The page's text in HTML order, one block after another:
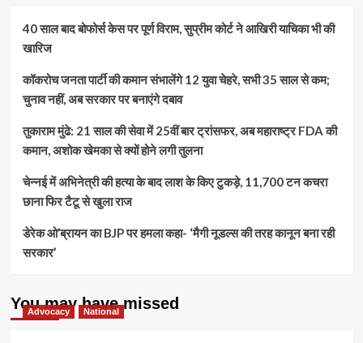
40 साल बाद बोफोर्स केस पर पूर्ण विराम, सुप्रीम कोर्ट ने आखिरी याचिका भी की
खारिज
कॉकरोच जनता पार्टी की कमान संभालेंगे 12 युवा चेहरे, सभी 35 साल से कम;
चुनाव नहीं, अब सरकार पर बनाएंगे दबाव
तुकाराम मुंढे: 21 साल की सेवा में 25वीं बार ट्रांसफर, अब महाराष्ट्र FDA की
कमान, अशोक खेमका से क्यों होने लगी तुलना
चेन्नई में अभिनेत्री की हत्या के बाद लाश के किए टुकड़े, 11,700 टन कचरा
छाना फिर टैटू से खुला राज
डेरेक ओ’ब्रायन का BJP पर हमला कहा- ‘मैगी नूडल्स की तरह कानून बना रही
सरकार’
You may have missed
Advocacy National